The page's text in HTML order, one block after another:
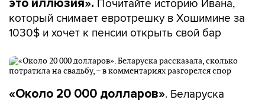
это иллюзия».
который снимает евротрешку в Хошимине за
1030$ и хочет к пенсии открыть свой бар
«Около 20 000 долларов». Беларуска